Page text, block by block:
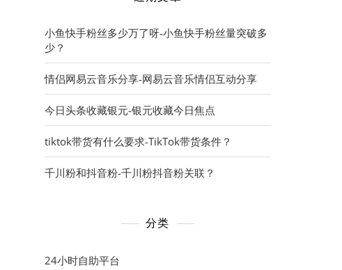
小鱼快手粉丝多少万了呀-小鱼快手粉丝量突破多
少？
情侣网易云音乐分享-网易云音乐情侣互动分享
今日头条收藏银元-银元收藏今日焦点
tiktok带货有什么要求-TikTok带货条件？
千川粉和抖音粉-千川粉抖音粉关联？
分类
24小时自助平台